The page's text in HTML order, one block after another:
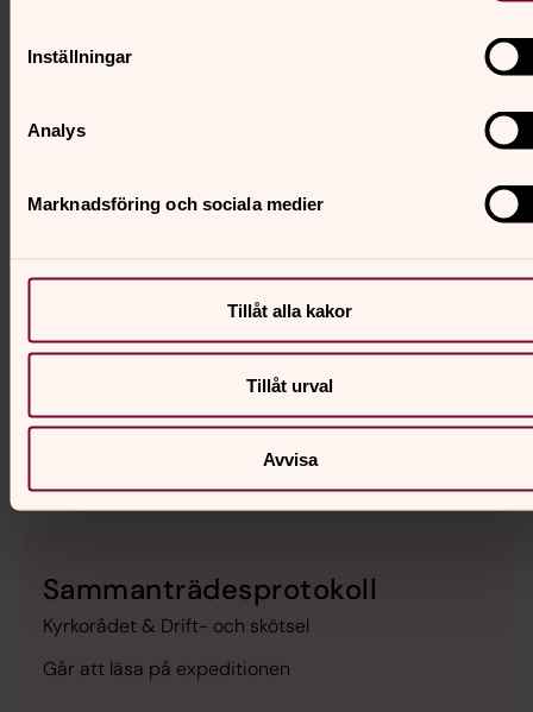
Inställningar
Analys
Marknadsföring och sociala medier
Tillåt alla kakor
Tillåt urval
Avvisa
orättvisor. Tillsammans med tusentals engagerade,
lokala kyrkor och gräsrotsrörelser för vi en kamp för liv.
Panorama 360
Församlingsblad
2023, 2022, 2021, 2020, 2019, 2018 & 2017
Sammanträdesprotokoll
Kyrkorådet & Drift- och skötsel
Går att läsa på expeditionen